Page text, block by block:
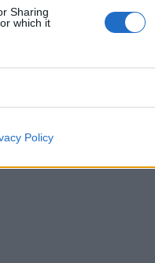
Sharing
which it
Policy
Roxana Mînzatu.
Europos Parlamento,